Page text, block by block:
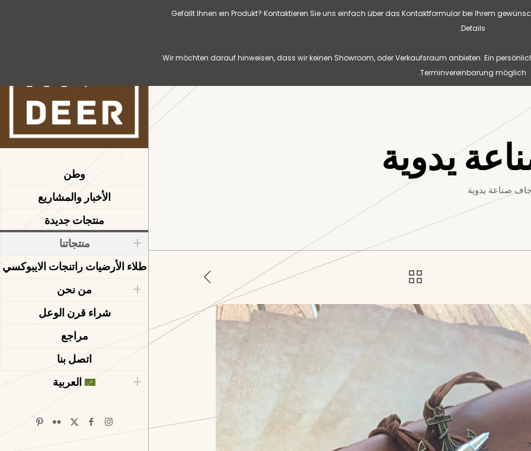
Gefällt Ihnen ein Produkt? Kontaktieren Sie uns einfach über das Kontaktformular bei Ihrem
Details.
Wir möchten darauf hinweisen, dass wir keinen Showroom, oder Verkaufsraum anbieten. Ein
Terminvereinbarung möglich.
وطن
الأخبار والمشاريع
منتجات جديدة
منتجاتنا
طلاء الأرضيات راتنجات الايبوكسي
من نحن
شراء قرن الوعل
مراجع
اتصل بنا
العربية
يدوية
صناعة يدوية